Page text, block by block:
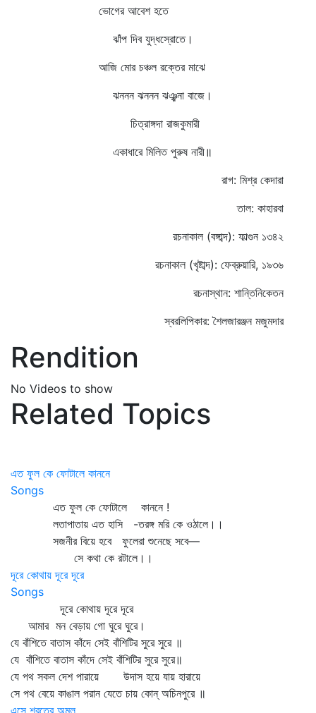
ভোগের আবেশ হতে
ঝাঁপ দিব যুদ্ধস্রোতে।
আজি মোর চঞ্চল রক্তের মাঝে
ঝননন ঝননন ঝঞ্ঝনা বাজে।
চিত্রাঙ্গদা রাজকুমারী
একাধারে মিলিত পুরুষ নারী॥
রাগ: মিশ্র কেদারা
তাল: কাহারবা
রচনাকাল (বঙ্গাব্দ): ফাল্গুন ১৩৪২
রচনাকাল (খৃষ্টাব্দ): ফেব্রুয়ারি, ১৯৩৬
রচনাস্থান: শান্তিনিকেতন
স্বরলিপিকার: শৈলজারঞ্জন মজুমদার
Rendition
No Videos to show
Related Topics
এত ফুল কে ফোটালে কাননে
Songs
এত ফুল কে ফোটালে কাননে !
লতাপাতায় এত হাসি -তরঙ্গ মরি কে ওঠালে।।
সজনীর বিয়ে হবে ফুলেরা শুনেছে সবে—
সে কথা কে রটালে।।
দূরে কোথায় দূরে দূরে
Songs
দূরে কোথায় দূরে দূরে
আমার মন বেড়ায় গো ঘুরে ঘুরে।
যে বাঁশিতে বাতাস কাঁদে সেই বাঁশিটির সুরে সুরে ॥
যে বাঁশিতে বাতাস কাঁদে সেই বাঁশিটির সুরে সুরে॥
যে পথ সকল দেশ পারায়ে উদাস হয়ে যায় হারায়ে
সে পথ বেয়ে কাঙাল পরান যেতে চায় কোন্‌ অচিনপুরে ॥
এসে শরতের অমল